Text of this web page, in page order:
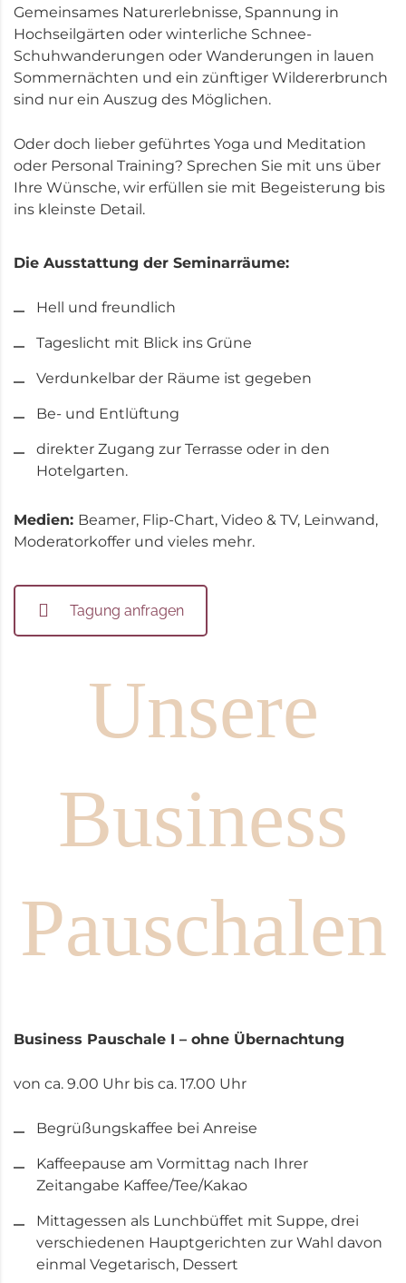
Gemeinsames Naturerlebnisse, Spannung in
Hochseilgärten oder winterliche Schnee-
Schuhwanderungen oder Wanderungen in lauen
Sommernächten und ein zünftiger Wildererbrunch
sind nur ein Auszug des Möglichen.
Oder doch lieber geführtes Yoga und Meditation
oder Personal Training? Sprechen Sie mit uns über
Ihre Wünsche, wir erfüllen sie mit Begeisterung bis
ins kleinste Detail.
Die Ausstattung der Seminarräume:
Hell und freundlich
Tageslicht mit Blick ins Grüne
Verdunkelbar der Räume ist gegeben
Be- und Entlüftung
direkter Zugang zur Terrasse oder in den
Hotelgarten.
Medien: Beamer, Flip-Chart, Video & TV, Leinwand,
Moderatorkoffer und vieles mehr.
Tagung anfragen
Unsere
Business
Pauschalen
Business Pauschale I – ohne Übernachtung
von ca. 9.00 Uhr bis ca. 17.00 Uhr
Begrüßungskaffee bei Anreise
Kaffeepause am Vormittag nach Ihrer
Zeitangabe Kaffee/Tee/Kakao
Mittagessen als Lunchbüffet mit Suppe, drei
verschiedenen Hauptgerichten zur Wahl davon
einmal Vegetarisch, Dessert